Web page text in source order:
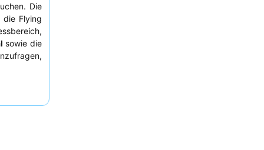
Die
die Flying
sowie die